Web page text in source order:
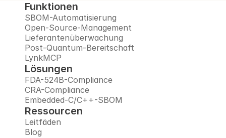
Funktionen
SBOM-Automatisierung
Open-Source-Management
Lieferantenüberwachung
Post-Quantum-Bereitschaft
LynkMCP
Lösungen
FDA-524B-Compliance
CRA-Compliance
Embedded-C/C++-SBOM
Ressourcen
Leitfäden
Blog